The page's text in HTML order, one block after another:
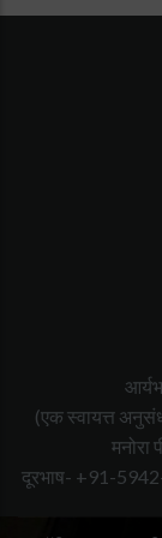
(एक स्वायत्त
मनोरा
दूरभाष- +91-